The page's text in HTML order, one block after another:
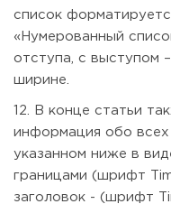
список
«Нумерованный
отступа, с выступом
ширине.
12. В конце статьи
информация обо всех
указанном ниже в
границами (шрифт
заголовок - (шрифт